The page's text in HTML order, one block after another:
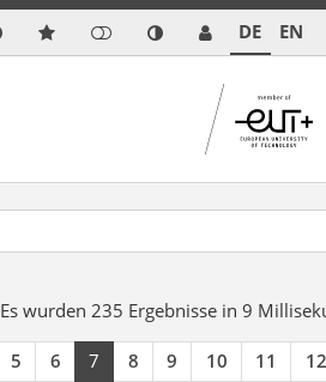
DE EN
Es wurden 235 Ergebnisse in 9
5 6 7 8 9 10 11 12